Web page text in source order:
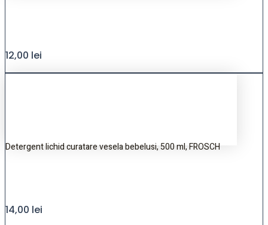
12,00 lei
Detergent lichid curatare vesela bebelusi, 500 ml, FROSCH
14,00 lei